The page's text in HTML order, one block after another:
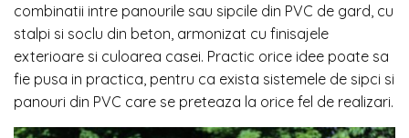
combinatii intre panourile sau sipcile din PVC de gard, cu
stalpi si soclu din beton, armonizat cu finisajele
exterioare si culoarea casei. Practic orice idee poate sa
fie pusa in practica, pentru ca exista sistemele de sipci si
panouri din PVC care se preteaza la orice fel de realizari.